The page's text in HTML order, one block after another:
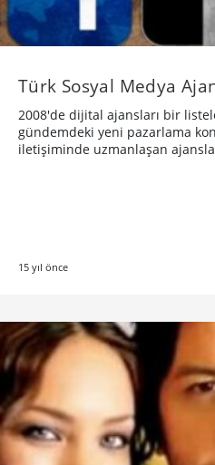
Türk Sosyal Medya
2008'de dijital ajansları bir
gündemdeki yeni pazarlama
iletişiminde uzmanlaşan
15 yıl önce